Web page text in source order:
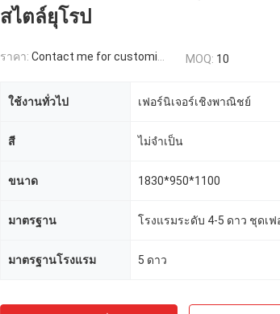
สไตล์ยุโรป
ราคา: Contact me for customized MOQ: 10
ใช้งานทั่วไป เฟอร์นิเจอร์เชิงพาณิชย์
สี ไม่จำเป็น
ขนาด 1830*950*1100
มาตรฐาน
มาตรฐานโรงแรม 5 ดาว